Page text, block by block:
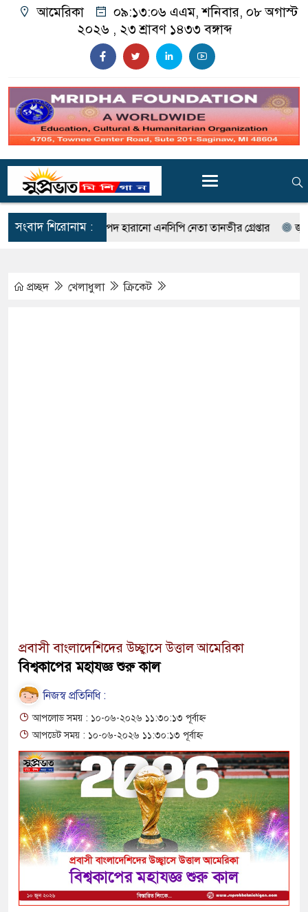
আমেরিকা ০৯:১৩:০৮ এএম, শনিবার, ০৮ অগাস্ট
২০২৬ , ২৩ শ্রাবণ ১৪৩৩ বঙ্গাব্দ
সংবাদ শিরোনাম :
জেরে পদ হারানো এনসিপি নেতা তানভীর গ্রেপ্তার জুলাই স্মৃতি
প্রচ্ছদ খেলাধুলা ক্রিকেট
প্রবাসী বাংলাদেশিদের উচ্ছ্বাসে উত্তাল আমেরিকা
বিশ্বকাপের মহাযজ্ঞ শুরু কাল
নিজস্ব প্রতিনিধি :
আপলোড সময় : ১০-০৬-২০২৬ ১১:৩০:১৩ পূর্বাহ্ন
আপডেট সময় : ১০-০৬-২০২৬ ১১:৩০:১৩ পূর্বাহ্ন